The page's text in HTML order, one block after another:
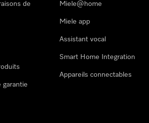
de
garantie
Miele@home
Miele app
Assistant vocal
Smart Home Integration
Appareils connectables